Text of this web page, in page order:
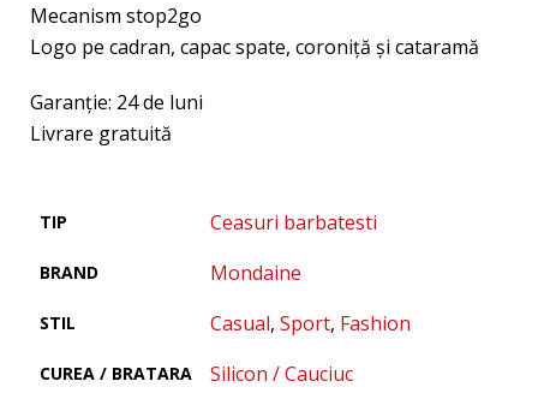
Mecanism stop2go
Logo pe cadran, capac spate, coroniță şi cataramă
Garanţie: 24 de luni
Livrare gratuită
TIP Ceasuri barbatesti
BRAND Mondaine
STIL Casual, Sport, Fashion
CUREA / BRATARA Silicon / Cauciuc